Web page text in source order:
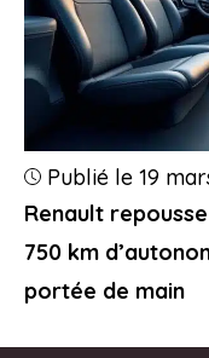
Renault
750 km
portée de main
Publié le 19